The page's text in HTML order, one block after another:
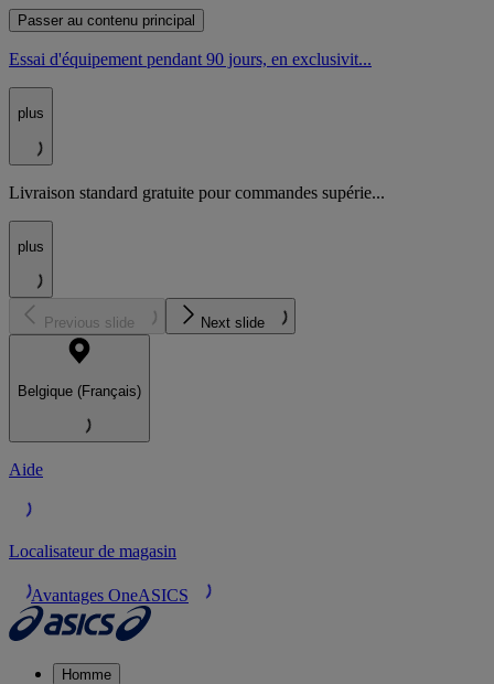
Passer au contenu principal
Essai d'équipement pendant 90 jours, en exclusivit...
plus
Livraison standard gratuite pour commandes supérie...
plus
Previous slide Next slide
Belgique (Français)
Aide
Localisateur de magasin
Avantages OneASICS
Homme